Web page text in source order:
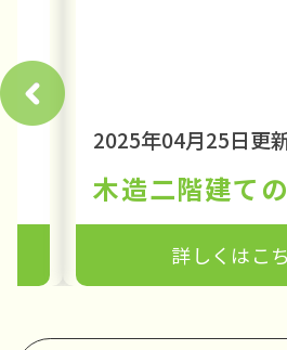
2025年04月25日更
詳しくはこ